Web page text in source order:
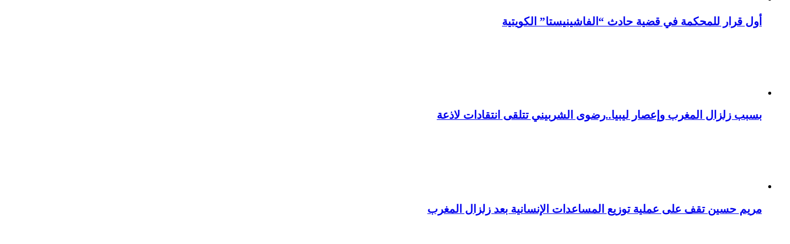
أول قرار للمحكمة في قضية حادث “الفاشينيستا” الكويتية
بسبب زلزال المغرب وإعصار ليبيا..رضوى الشربيني تتلقى انتقادات لاذعة
مريم حسين تقف على عملية توزيع المساعدات الإنسانية بعد زلزال المغرب